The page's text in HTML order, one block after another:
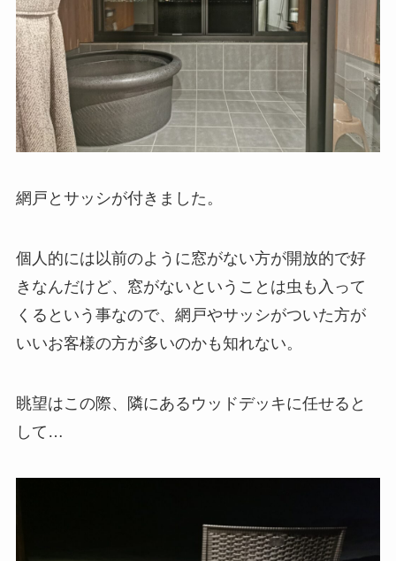
網戸とサッシが付きました。
個人的には以前のように窓がない方が開放的で好
きなんだけど、窓がないということは虫も入って
くるという事なので、網戸やサッシがついた方が
いいお客様の方が多いのかも知れない。
眺望はこの際、隣にあるウッドデッキに任せると
して…